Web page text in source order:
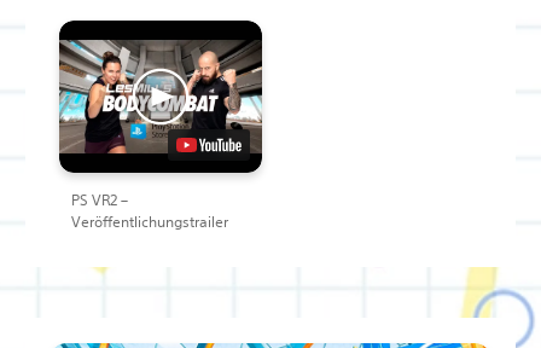
PS VR2 –
Veröffentlichungstrailer